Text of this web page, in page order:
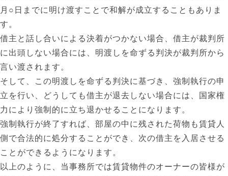
月○日までに明け渡すことで和解が成立することもありま
す。
借主と話し合いによる決着がつかない場合、借主が裁判所
に出頭しない場合には、明渡しを命ずる判決が裁判所から
言い渡されます。
そして、この明渡しを命ずる判決に基づき、強制執行の申
立を行い、どうしても借主が退去しない場合には、国家権
力により強制的に立ち退かせることになります。
強制執行が終了すれば、部屋の中に残された荷物も賃貸人
側で合法的に処分することができ、次の借主を入居させる
ことができるようになります。
以上のように、当事務所では賃貸物件のオーナーの皆様が